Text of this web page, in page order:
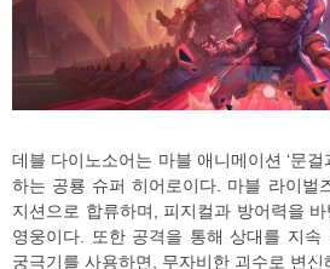
데블 다이노소어는 마블 애니메이션 ‘문
하는 공룡 슈퍼 히어로이다. 마블 라이벌
지션으로 합류하며, 피지컬과 방어력을
영웅이다. 또한 공격을 통해 상대를 지
궁극기를 사용하면, 무자비한 괴수로 변